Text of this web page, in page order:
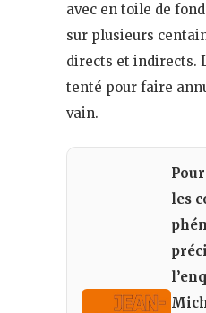
avec en toile de
sur plusieurs
directs et indirects.
tenté pour faire
vain.
les